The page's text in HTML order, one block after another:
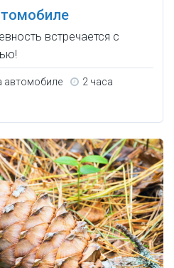
встречается с
автомобиле 2 часа